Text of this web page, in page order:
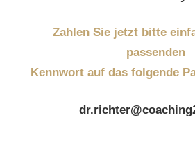
Zahlen Sie jetzt bitte
passenden
Kennwort auf das folgende